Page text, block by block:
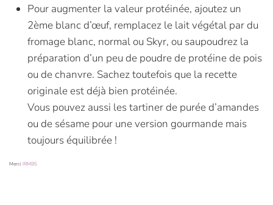
Pour augmenter la valeur protéinée, ajoutez un
2ème blanc d’œuf, remplacez le lait végétal par du
fromage blanc, normal ou Skyr, ou saupoudrez la
préparation d’un peu de poudre de protéine de pois
ou de chanvre. Sachez toutefois que la recette
originale est déjà bien protéinée.
Vous pouvez aussi les tartiner de purée d’amandes
ou de sésame pour une version gourmande mais
toujours équilibrée !
MerciIRMBS